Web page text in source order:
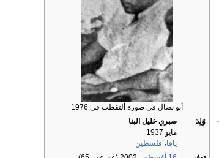
أبو نضال في صورة ألتقطت في 1976
وُلِدَ
صبري خليل البنا
مايو 1937
يافا، فلسطين